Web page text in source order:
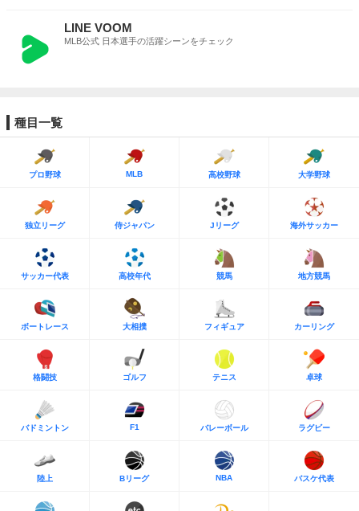
LINE VOOM
MLB公式 日本選手の活躍シーンをチェック
種目一覧
プロ野球 MLB 高校野球 大学野球
独立リーグ 侍ジャパン Jリーグ 海外サッカー
サッカー代表 高校年代 競馬 地方競馬
ボートレース 大相撲 フィギュア カーリング
格闘技 ゴルフ テニス 卓球
バドミントン F1 バレーボール ラグビー
陸上 Bリーグ NBA バスケ代表